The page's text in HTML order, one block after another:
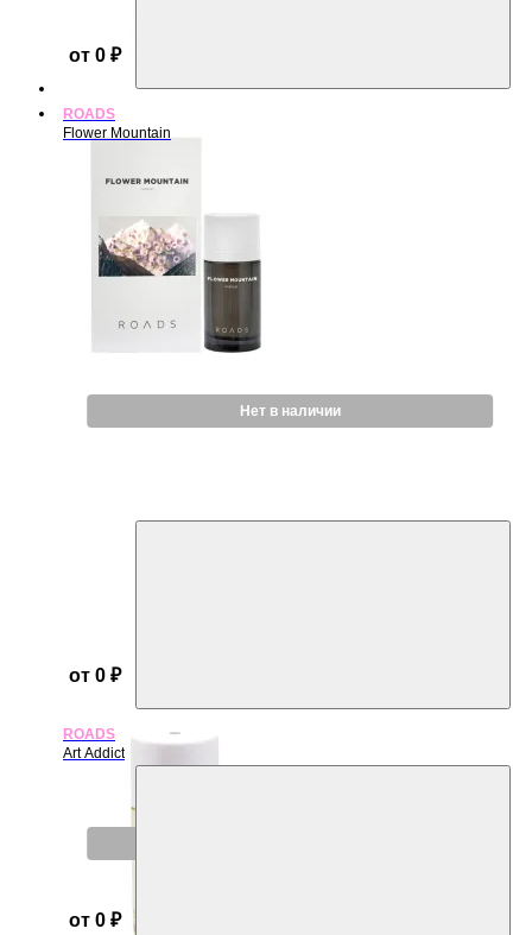
от 0 ₽
ROADS
Flower Mountain
Нет в наличии
от 0 ₽
ROADS
Art Addict
от 0 ₽